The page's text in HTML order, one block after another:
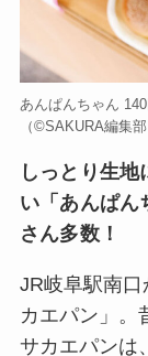
あんぱんちゃん 140
（©️SAKURA編集部
しっとり生
い「あんぱん
さん多数！
JR岐阜駅南
カエパン」。
サカエパンは